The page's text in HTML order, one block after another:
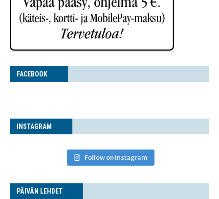
FACE­BOOK
INS­TA­GRAM
Follow on Instagram
PÄI­VÄN LEHDET